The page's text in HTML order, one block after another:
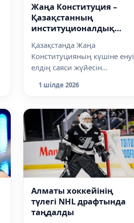
Жаңа Конституция –
Қазақстанның
институционалдық
Қазақстанда Жаңа
Конституцияның күшіне енуі
елдің саяси жүйесін
реформалардың жаңа кезе...
1 шілде 2026
Алматы хоккейінің
түлегі NHL драфтында
таңдалды